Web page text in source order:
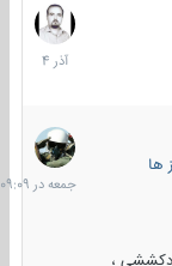
7
آذر
1404
،
جمعه
در
09:09